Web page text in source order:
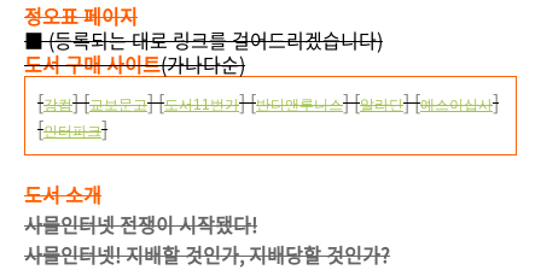
정오표 페이지
■ (등록되는 대로 링크를 걸어드리겠습니다)
도서 구매 사이트(가나다순)
[강컴] [교보문고] [도서11번가] [반디앤루니스] [알라딘] [예스이십사]
[인터파크]
도서 소개
사물인터넷 전쟁이 시작됐다!
사물인터넷! 지배할 것인가, 지배당할 것인가?